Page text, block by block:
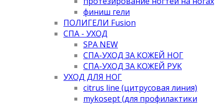
финиш гели
ПОЛИГЕЛИ Fusion
СПА - УХОД
SPA NEW
СПА-УХОД ЗА КОЖЕЙ НОГ
СПА-УХОД ЗА КОЖЕЙ РУК
УХОД ДЛЯ НОГ
citrus line (цитрусовая линия)
mykosept (для профилактики